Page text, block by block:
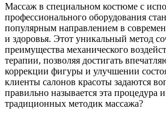
Массаж в специальном костюме с
профессионального оборудования
популярным направлением в
и здоровья. Этот уникальный метод
преимущества механического
терапии, позволяя достигать
коррекции фигуры и улучшении
клиенты салонов красоты задаются
правильно называется эта процедура
традиционных методик массажа?